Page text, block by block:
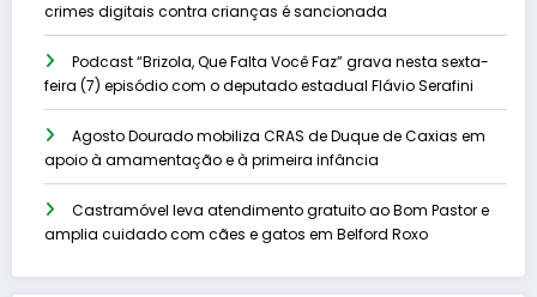
crimes digitais contra crianças é sancionada
Podcast “Brizola, Que Falta Você Faz” grava nesta sexta-
feira (7) episódio com o deputado estadual Flávio Serafini
Agosto Dourado mobiliza CRAS de Duque de Caxias em
apoio à amamentação e à primeira infância
Castramóvel leva atendimento gratuito ao Bom Pastor e
amplia cuidado com cães e gatos em Belford Roxo